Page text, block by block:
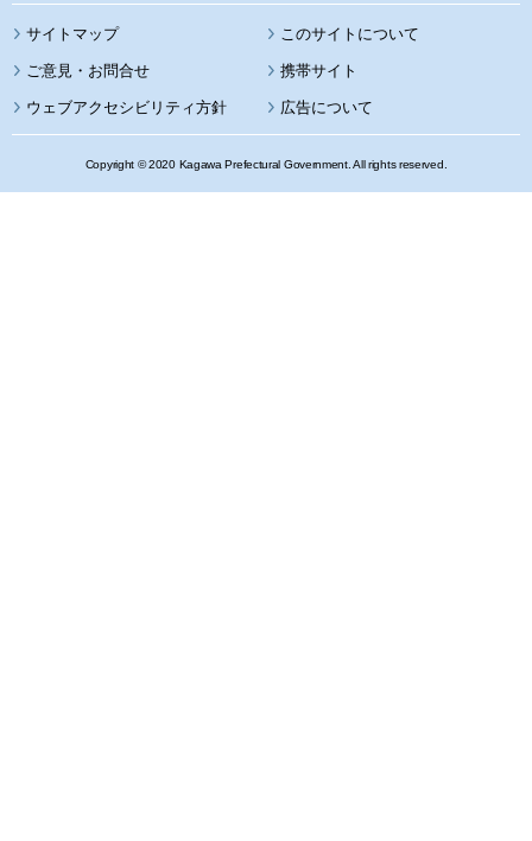
サイトマップ このサイトについて
携帯サイト
ウェブアクセシビリティ方針 広告について
Copyright © 2020 Kagawa Prefectural Government. All rights reserved.